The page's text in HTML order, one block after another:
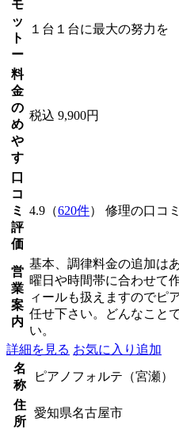
モ
ッ
ト
ー
１台１台に最大の努力を
料
金
の
め
や
す
税込 9,900円
口
コ
ミ
評
価
4.9（620件） 修理の口コ
営
業
案
内
基本、調律料金の追加は
曜日や時間帯に合わせて
ィールも扱えますのでピ
任せ下さい。どんなこと
い。
詳細を見る お気に入り追加
名
称
ピアノフォルテ（宮瀬）
住
所
愛知県名古屋市